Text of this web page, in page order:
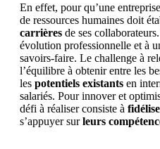
En effet, pour qu’une
de ressources humaines doit
carrières de ses
évolution professionnelle et à
savoirs-faire. Le challenge à
l’équilibre à obtenir entre les
les potentiels existants en
salariés. Pour innover et
défi à réaliser consiste à
s’appuyer surleurs